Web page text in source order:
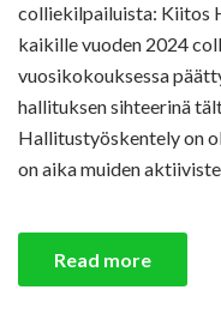
colliekilpailuista: Kiitos
kaikille vuoden 2024
vuosikokouksessa
hallituksen sihteerinä
Hallitustyöskentely on
on aika muiden
Read more